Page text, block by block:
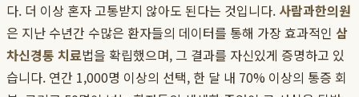
다. 더 이상 혼자 고통받지 않아도 된다는 것입니다. 사람과한의원
은 지난 수년간 수많은 환자들의 데이터를 통해 가장 효과적인 삼
차신경통 치료법을 확립했으며, 그 결과를 자신있게 증명하고 있
습니다. 연간 1,000명 이상의 선택, 한 달 내 70% 이상의 통증 회